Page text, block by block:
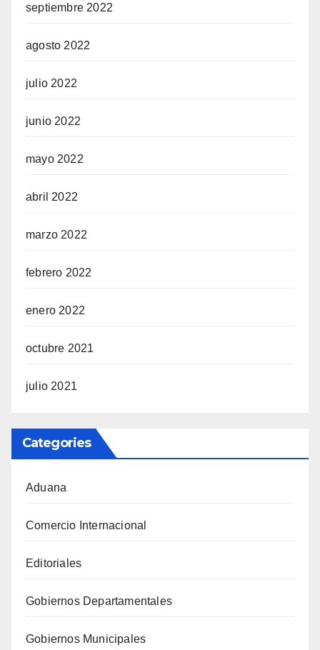
septiembre 2022
agosto 2022
julio 2022
junio 2022
mayo 2022
abril 2022
marzo 2022
febrero 2022
enero 2022
octubre 2021
julio 2021
Categories
Aduana
Comercio Internacional
Editoriales
Gobiernos Departamentales
Gobiernos Municipales